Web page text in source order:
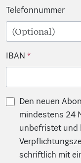
Telefonnummer
IBAN
Den neuen
mindestens 24
unbefristet und
schriftlich mit